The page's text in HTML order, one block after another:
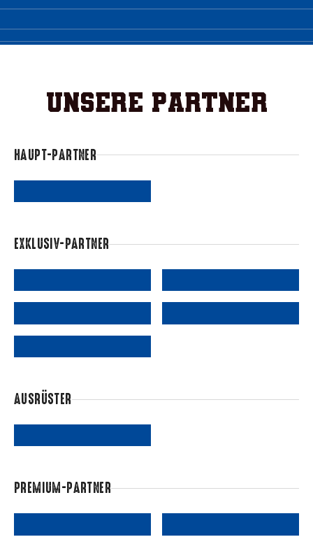
Unsere Partner
HAUPT-PARTNER
EXKLUSIV-PARTNER
AUSRÜSTER
PREMIUM-PARTNER